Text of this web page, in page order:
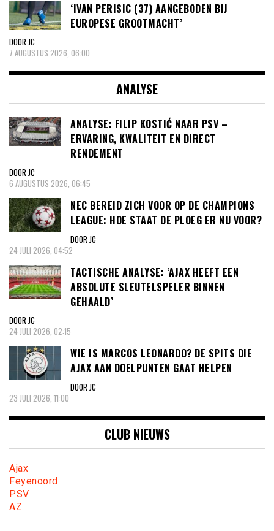
‘IVAN PERISIC (37) AANGEBODEN BIJ
EUROPESE GROOTMACHT’
DOOR JC
7 AUGUSTUS 2026, 06:00
ANALYSE
ANALYSE: FILIP KOSTIĆ NAAR PSV –
ERVARING, KWALITEIT EN DIRECT
RENDEMENT
DOOR JC
6 AUGUSTUS 2026, 06:45
NEC BEREID ZICH VOOR OP DE CHAMPIONS
LEAGUE: HOE STAAT DE PLOEG ER NU VOOR?
DOOR JC
24 JULI 2026, 04:52
TACTISCHE ANALYSE: ‘AJAX HEEFT EEN
ABSOLUTE SLEUTELSPELER BINNEN
GEHAALD’
DOOR JC
24 JULI 2026, 02:15
WIE IS MARCOS LEONARDO? DE SPITS DIE
AJAX AAN DOELPUNTEN GAAT HELPEN
DOOR JC
23 JULI 2026, 11:00
CLUB NIEUWS
Ajax
Feyenoord
PSV
AZ